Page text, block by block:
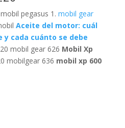
pegasus 1. mobil gear
Aceite del motor: cuál
y cada cuánto se debe
mobil gear 626 Mobil Xp
mobilgear 636 mobil xp 600